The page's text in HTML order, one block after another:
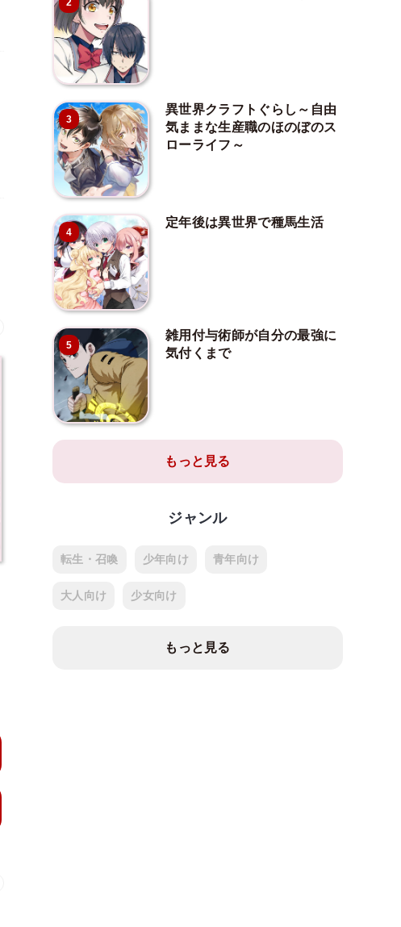
2
3
異世界クラフトぐらし～自由
気ままな生産職のほのぼのス
ローライフ～
4
定年後は異世界で種馬生活
5
雑用付与術師が自分の最強に
気付くまで
もっと見る
ジャンル
転生・召喚 少年向け 青年向け
大人向け 少女向け
もっと見る